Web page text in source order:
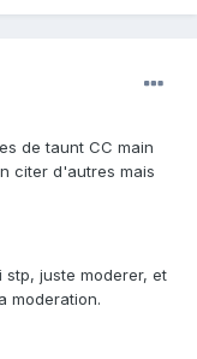
de taunt CC main
citer d'autres mais
juste moderer, et
moderation.